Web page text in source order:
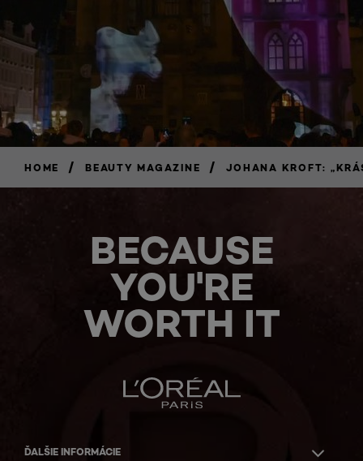
HOME / BEAUTY MAGAZINE / JOHANA KROFT:
BECAUSE
YOU'RE
WORTH IT
ĎALŠIE INFORMÁCIE